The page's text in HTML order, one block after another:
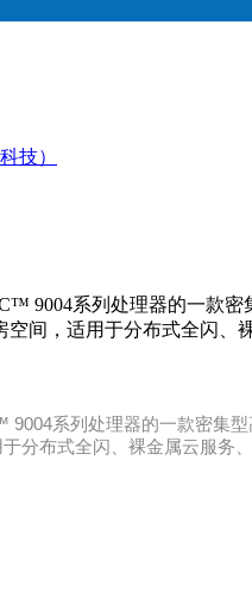
技）
9004系列处理器的一款
间，适用于分布式全闪、
系列处理器的一款密集
分布式全闪、裸金属云服务